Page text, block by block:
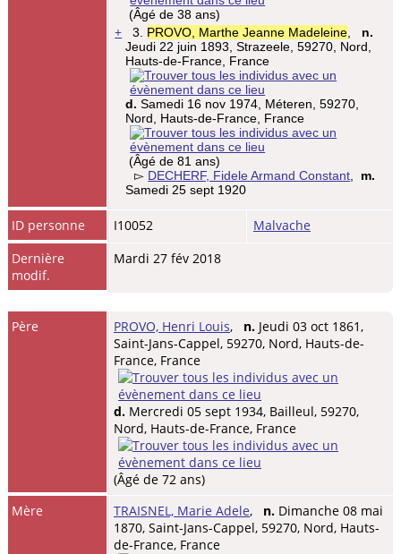
(Âgé de 38 ans)
+ 3. PROVO, Marthe Jeanne Madeleine
n.
Jeudi 22 juin 1893, Strazeele, 59270, Nord,
Hauts-de-France, France
d. Samedi 16 nov 1974, Méteren, 59270,
Nord, Hauts-de-France, France
(Âgé de 81 ans)
▻ DECHERF, Fidele Armand Constant
m.
Samedi 25 sept 1920
ID personne I10052
Malvache
Dernière
modif.
Mardi 27 fév 2018
Père PROVO, Henri Louis, n. Jeudi 03 oct 1861,
Saint-Jans-Cappel, 59270, Nord, Hauts-de-
France, France
d. Mercredi 05 sept 1934, Bailleul, 59270,
Nord, Hauts-de-France, France
(Âgé de 72 ans)
Mère
TRAISNEL, Marie Adele, n. Dimanche 08 mai
1870, Saint-Jans-Cappel, 59270, Nord, Hauts-
de-France, France